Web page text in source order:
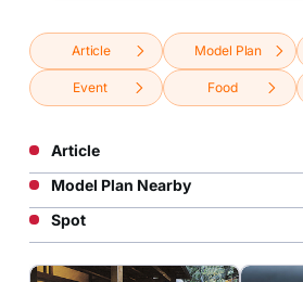
Article Model Plan
Event Food
Article
Model Plan Nearby
Spot